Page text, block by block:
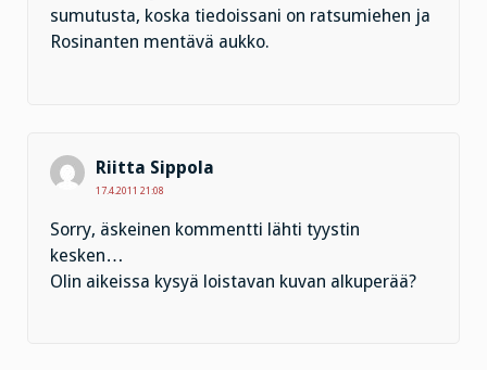
sumutusta, koska tiedoissani on ratsumiehen ja
Rosinanten mentävä aukko.
Riitta Sippola
17.4.2011 21:08
Sorry, äskeinen kommentti lähti tyystin
kesken…
Olin aikeissa kysyä loistavan kuvan alkuperää?